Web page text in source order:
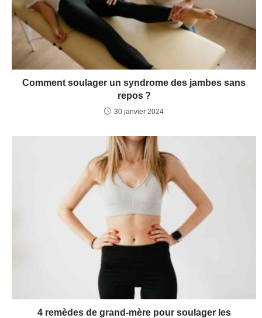
Comment soulager un syndrome des jambes sans
repos ?
30 janvier 2024
4 remèdes de grand-mère pour soulager les